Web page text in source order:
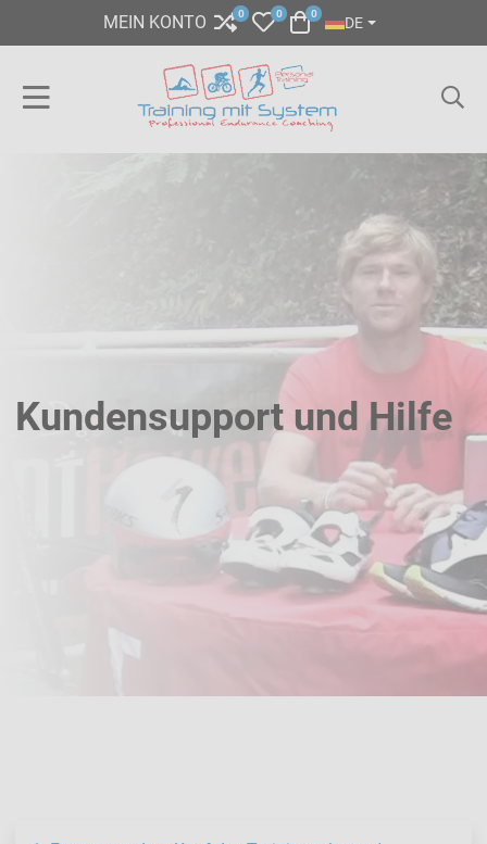
MEIN KONTO COMPARE
0 MY WISHLIST
0 WARENKORB
0SPRACHE
DE
Kundensupport und Hilfe